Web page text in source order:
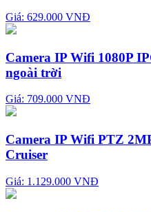
Giá: 629.000 VNĐ
Camera IP Wifi 1080P
ngoài trời
Giá: 709.000 VNĐ
Camera IP Wifi PTZ
Cruiser
Giá: 1.129.000 VNĐ